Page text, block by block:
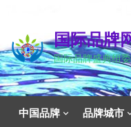
国际品牌
国际品牌盛典组
中国品牌 品牌城市